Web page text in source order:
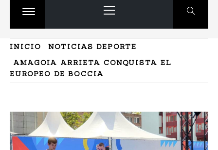
Cambiar
principal
INICIO
NOTICIAS DEPORTE
AMAGOIA ARRIETA CONQUISTA EL
EUROPEO DE BOCCIA